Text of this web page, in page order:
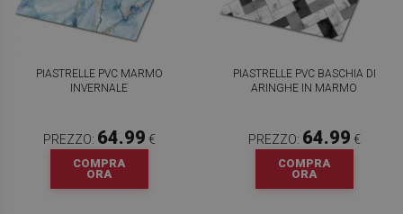
PIASTRELLE PVC MARMO
INVERNALE
PREZZO: 64.99 €
COMPRA
ORA
PIASTRELLE PVC BASCHIA DI
ARINGHE IN MARMO
PREZZO: 64.99 €
COMPRA
ORA